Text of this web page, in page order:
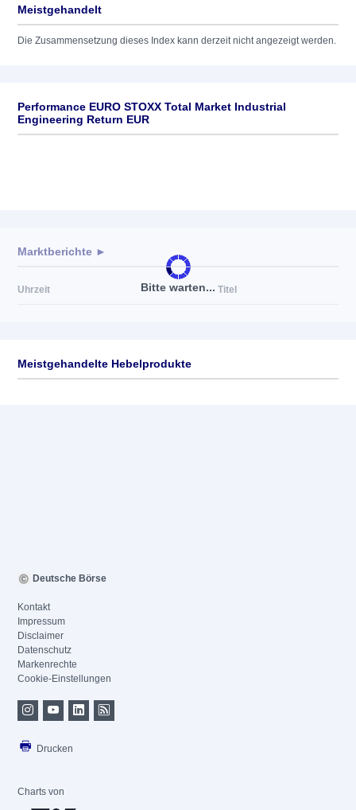
Meistgehandelt
Die Zusammensetzung dieses Index kann derzeit nicht angezeigt werden.
Performance EURO STOXX Total Market Industrial
Engineering Return EUR
Bitte warten...
Marktberichte ►
Uhrzeit Titel
Meistgehandelte Hebelprodukte
Deutsche Börse
Kontakt
Impressum
Disclaimer
Datenschutz
Markenrechte
Cookie-Einstellungen
Drucken
Charts von